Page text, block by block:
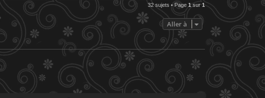
32 sujets • Page 1sur1
Aller à